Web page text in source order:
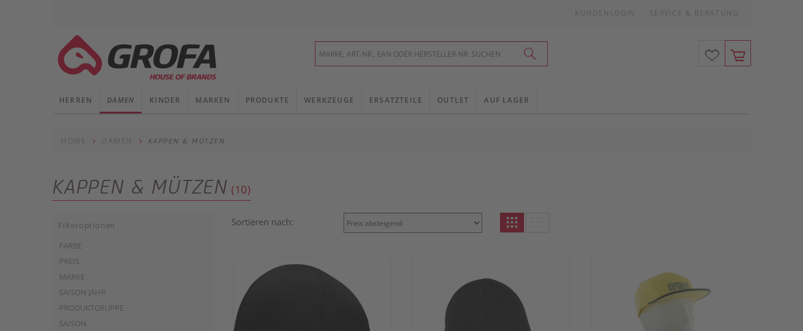
KUNDENLOGIN SERVICE & BERATUNG
HERREN DAMEN KINDER MARKEN PRODUKTE WERKZEUGE ERSATZTEILE OUTLET AUF LAGER
HOME DAMEN KAPPEN & MÜTZEN
KAPPEN & MÜTZEN (10)
Filteroptionen
FARBE
PREIS
MARKE
SAISON JAHR
PRODUKTGRUPPE
SAISON
Sortieren nach: